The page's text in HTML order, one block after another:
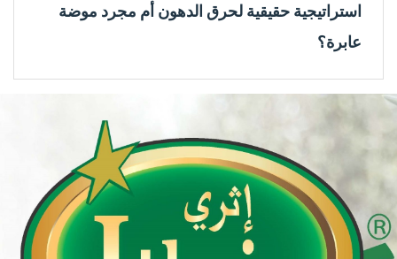
استراتيجية حقيقية لحرق الدهون أم مجرد موضة
عابرة؟